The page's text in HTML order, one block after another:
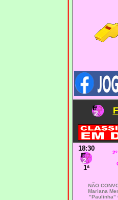
18:30
1ª
NÃO
Mariana
"Paulinha"